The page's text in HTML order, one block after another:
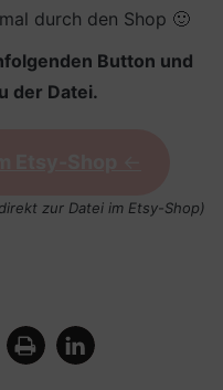
durch den Shop 🙂
Button und
der Datei.
zur Datei im Etsy-Shop)